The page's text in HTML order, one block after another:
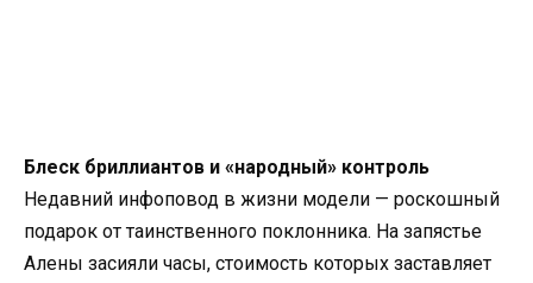
Блеск бриллиантов и «народный» контроль
Недавний инфоповод в жизни модели — роскошный
подарок от таинственного поклонника. На запястье
Алены засияли часы, стоимость которых заставляет